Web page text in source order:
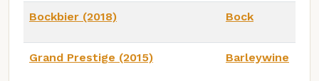
Bockbier (2018) Bock
Grand Prestige (2015) Barleywine